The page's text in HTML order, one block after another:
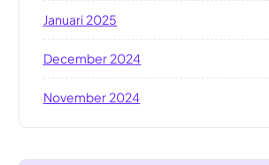
Januari 2025
December 2024
November 2024